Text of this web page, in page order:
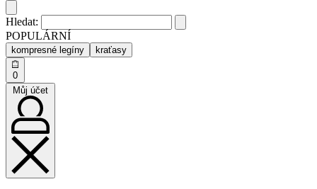
Hledat:
POPULÁRNÍ
kompresné legíny kraťasy
0
Můj účet